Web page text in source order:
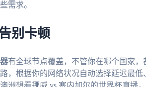
需求。
别卡顿
有全球节点覆盖，不管你在哪个国家，
，根据你的网络状况自动选择延迟最低